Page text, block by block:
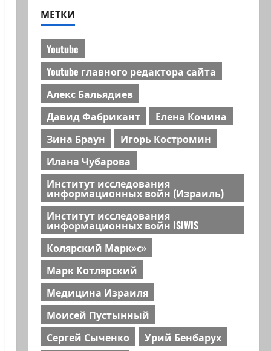
МЕТКИ
Youtube
Youtube главного редактора сайта
Алекс Бальядиев
Давид Фабрикант
Елена Кочина
Зина Браун
Игорь Костромин
Илана Чубарова
Институт исследования
информационных войн (Израиль)
Институт исследования
информационных войн ISIWIS
Колярский Марк»с»
Марк Котлярский
Медицина Израиля
Моисей Пустынный
Сергей Сыченко
Урий Бенбарух